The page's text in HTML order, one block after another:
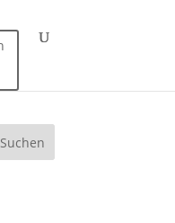
Suchen